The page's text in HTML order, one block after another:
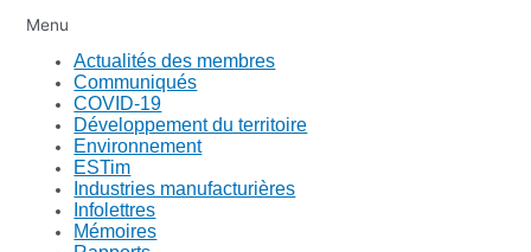
Menu
Actualités des membres
Communiqués
COVID-19
Développement du territoire
Environnement
ESTim
Industries manufacturières
Infolettres
Mémoires